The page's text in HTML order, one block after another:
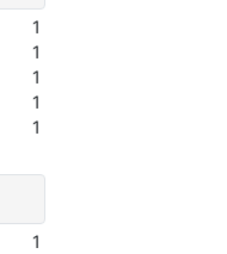
1
1
1
1
1
1